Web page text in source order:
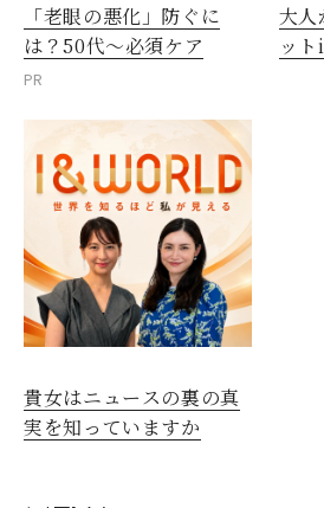
「老眼の悪化」防ぐに
は？50代～必須ケア
PR
大
ッ
貴女はニュースの裏の真
実を知っていますか